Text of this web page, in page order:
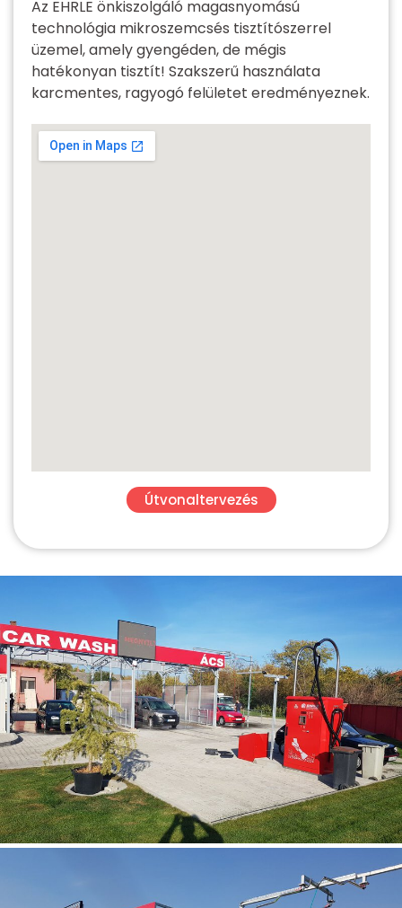
Az EHRLE önkiszolgáló magasnyomású
technológia mikroszemcsés tisztítószerrel
üzemel, amely gyengéden, de mégis
hatékonyan tisztít! Szakszerű használata
karcmentes, ragyogó felületet eredményeznek.
Útvonaltervezés